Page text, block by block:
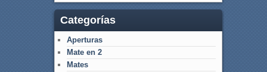
Categorías
Aperturas
Mate en 2
Mates